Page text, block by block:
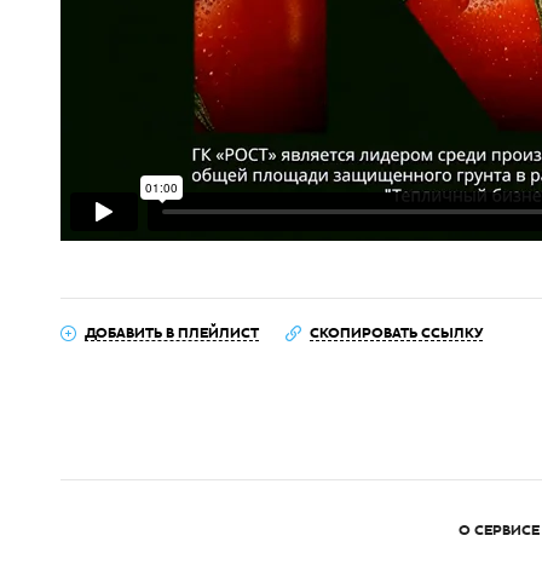
ДОБАВИТЬ В ПЛЕЙЛИСТ СКОПИРОВАТЬ ССЫЛКУ
О СЕРВИСЕ